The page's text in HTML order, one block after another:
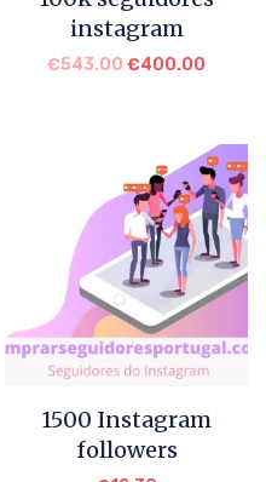
instagram
€543.00 €400.00
1500 Instagram
followers